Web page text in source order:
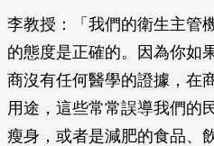
李教授：「我們的衛生主管
的態度是正確的。因為你如
商沒有任何醫學的證據，在
用途，這些常常誤導我們的
瘦身，或者是減肥的食品、